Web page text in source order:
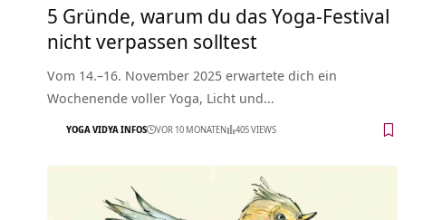
5 Gründe, warum du das Yoga-Festival
nicht verpassen solltest
Vom 14.–16. November 2025 erwartete dich ein
Wochenende voller Yoga, Licht und…
YOGA VIDYA INFOS VOR 10 MONATEN 405 VIEWS